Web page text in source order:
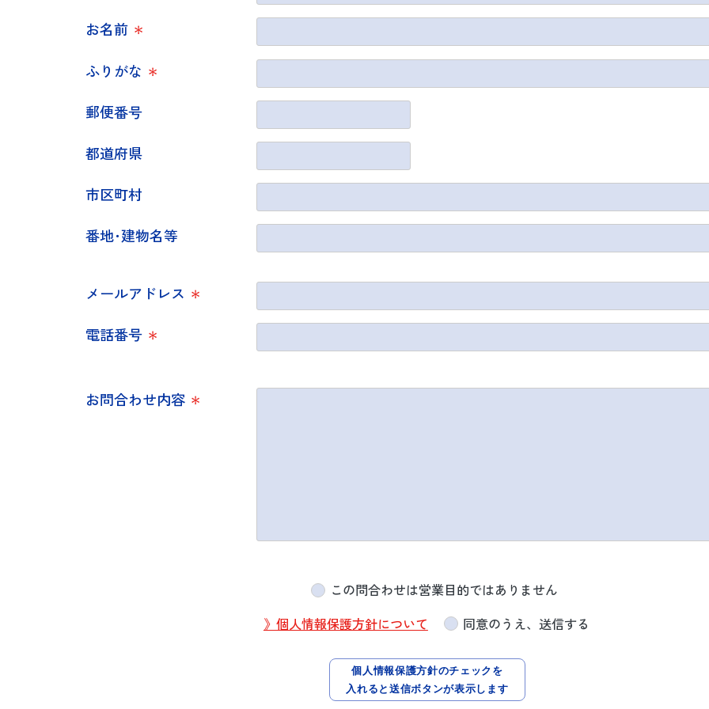
お名前 ＊
ふりがな ＊
郵便番号
都道府県
市区町村
番地･建物名等
メールアドレス ＊
電話番号 ＊
お問合わせ内容 ＊
この問合わせは営業目的ではありません
》個人情報保護方針について
同意のうえ、送信する
個人情報保護方針のチェックを
入れると送信ボタンが表示します